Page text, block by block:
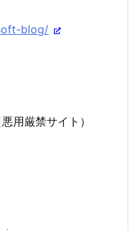
blog/
用厳禁サイト）